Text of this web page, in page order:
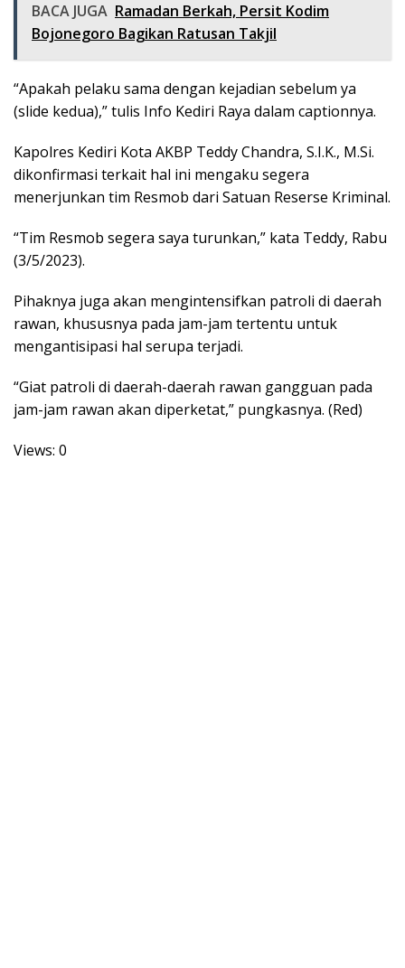
BACA JUGA Ramadan Berkah, Persit Kodim
Bojonegoro Bagikan Ratusan Takjil
“Apakah pelaku sama dengan kejadian sebelum ya
(slide kedua),” tulis Info Kediri Raya dalam captionnya.
Kapolres Kediri Kota AKBP Teddy Chandra, S.I.K., M.Si.
dikonfirmasi terkait hal ini mengaku segera
menerjunkan tim Resmob dari Satuan Reserse Kriminal.
“Tim Resmob segera saya turunkan,” kata Teddy, Rabu
(3/5/2023).
Pihaknya juga akan mengintensifkan patroli di daerah
rawan, khususnya pada jam-jam tertentu untuk
mengantisipasi hal serupa terjadi.
“Giat patroli di daerah-daerah rawan gangguan pada
jam-jam rawan akan diperketat,” pungkasnya. (Red)
Views: 0